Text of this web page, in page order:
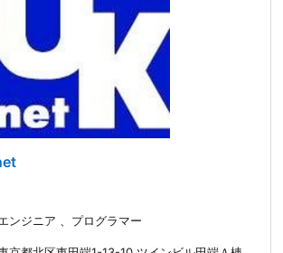
ンジニア 、プログラマー